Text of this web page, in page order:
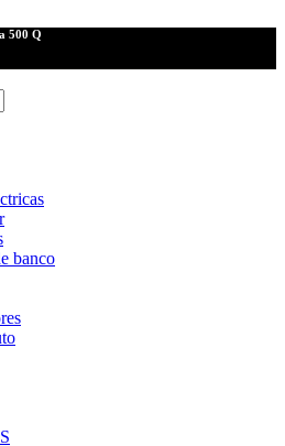
500 Q
banco